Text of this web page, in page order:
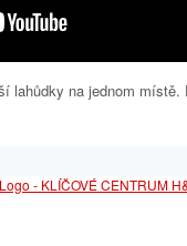
lahůdky na jednom místě.
v oblasti
SEAT.
s